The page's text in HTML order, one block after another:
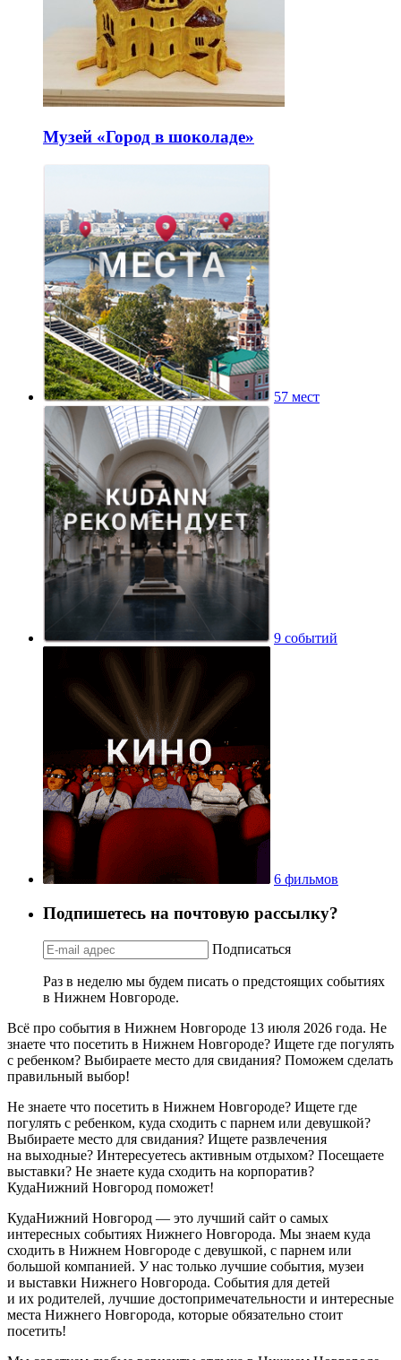
Музей «Город в шоколаде»
57 мест
9 событий
6 фильмов
Подпишетесь на почтовую рассылку?
Подписаться
Раз в неделю мы будем писать о предстоящих событиях
в Нижнем Новгороде.
Всё про события в Нижнем Новгороде 13 июля 2026 года. Не
знаете что посетить в Нижнем Новгороде? Ищете где погулять
с ребенком? Выбираете место для свидания? Поможем сделать
правильный выбор!
Не знаете что посетить в Нижнем Новгороде? Ищете где
погулять с ребенком, куда сходить с парнем или девушкой?
Выбираете место для свидания? Ищете развлечения
на выходные? Интересуетесь активным отдыхом? Посещаете
выставки? Не знаете куда сходить на корпоратив?
КудаНижний Новгород поможет!
КудаНижний Новгород — это лучший сайт о самых
интересных событиях Нижнего Новгорода. Мы знаем куда
сходить в Нижнем Новгороде с девушкой, с парнем или
большой компанией. У нас только лучшие события, музеи
и выставки Нижнего Новгорода. События для детей
и их родителей, лучшие достопримечательности и интересные
места Нижнего Новгорода, которые обязательно стоит
посетить!